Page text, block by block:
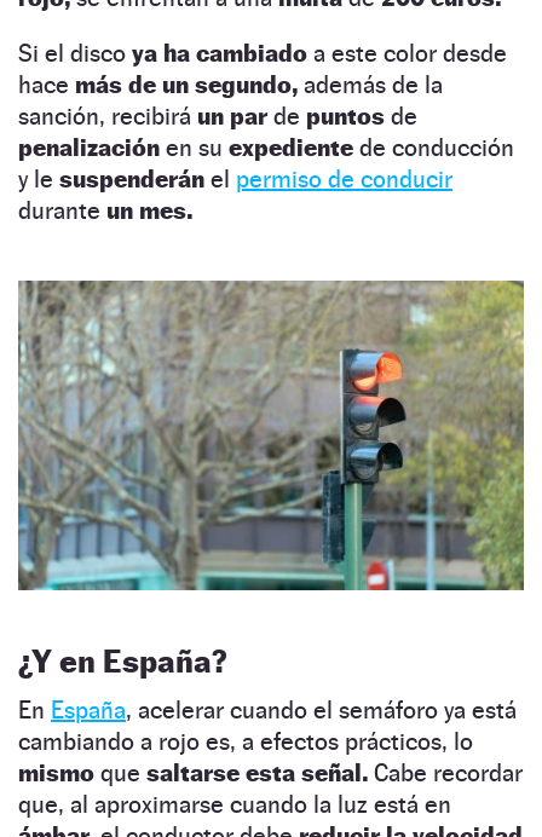
Si el disco ya ha cambiado a este color desde
hace más de un segundo, además de la
sanción, recibirá un parde puntos de
penalización en su expediente de conducción
y le suspenderán el permiso de conducir
durante un mes.
¿Y en España?
En España, acelerar cuando el semáforo ya está
cambiando a rojo es, a efectos prácticos, lo
mismo que saltarse esta señal. Cabe recordar
que, al aproximarse cuando la luz está en